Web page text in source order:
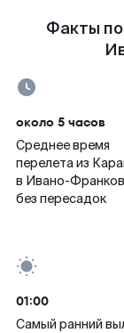
Факты по
около 5 часов
Среднее время
перелета из
в Ивано-
без пересадок
01:00
Самый ранний